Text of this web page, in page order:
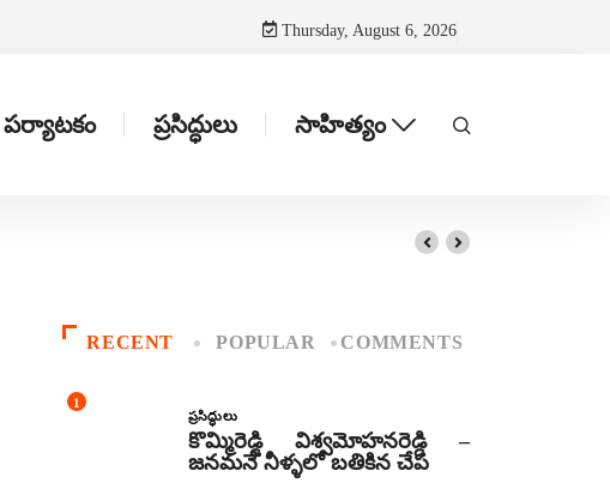
Thursday, August 6, 2026
పర్యాటకం ప్రసిద్ధులు సాహిత్యం
RECENT POPULAR COMMENTS
1
ప్రసిద్ధులు
కొమ్మిరెడ్డి విశ్వమోహనరెడ్డి –
జనమనే నీళ్ళలో బతికిన చేప